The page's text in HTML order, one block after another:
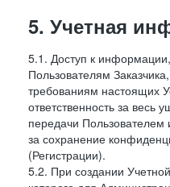
5. Учетная
5.1. Доступ к
Пользователям
требованиям настоящих
ответственность за
передачи Пользователем
за сохранение
(Регистрации).
5.2. При создании